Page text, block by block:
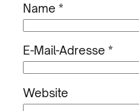
Name *
E-Mail-Adresse *
Website